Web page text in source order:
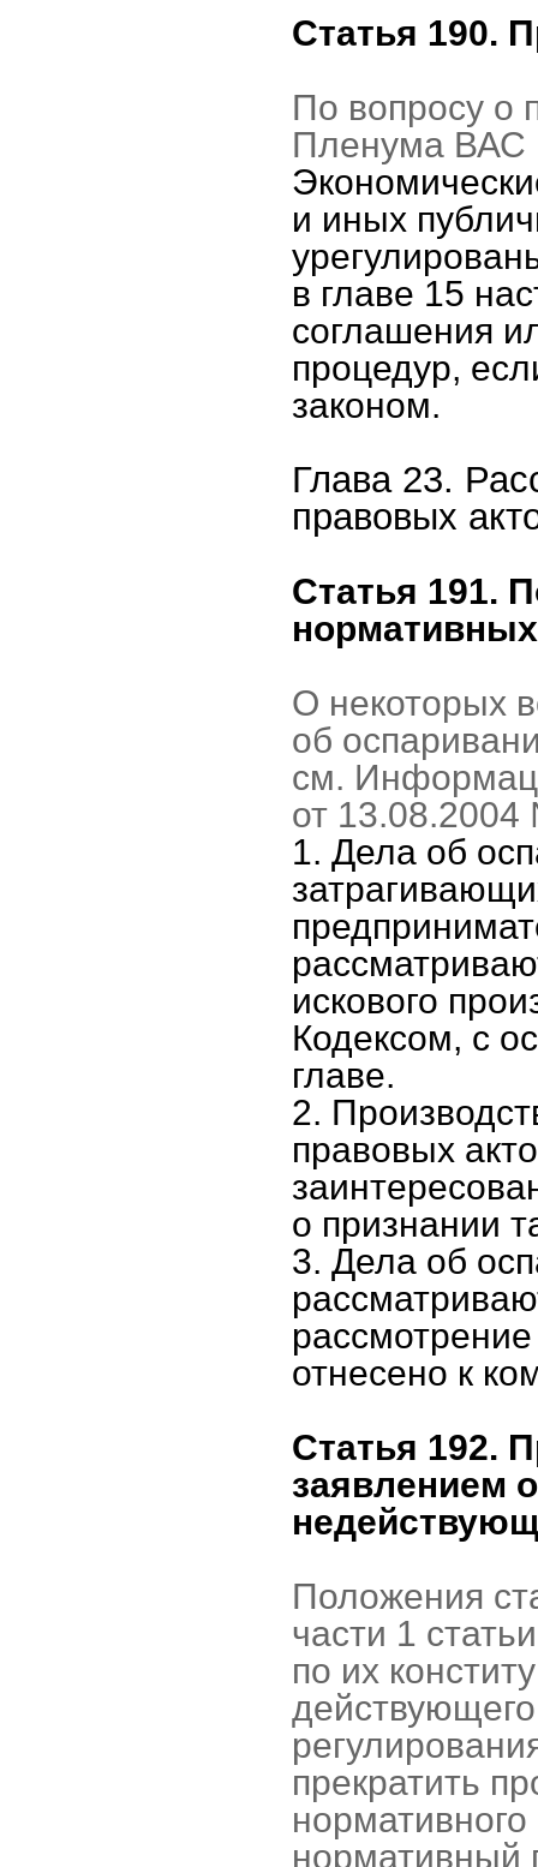
Статья 190.
По вопросу о
Пленума ВАС
и иных
в главе 15
соглашения
процедур,
законом.
Глава 23.
правовых
Статья 191.
О некоторых
об
см.
от
1. Дела об
искового
Кодексом, с
главе.
2.
правовых
о признании
3. Дела об
отнесено к
Статья 192.
заявлением
Положения
части 1
по их
прекратить
нормативный